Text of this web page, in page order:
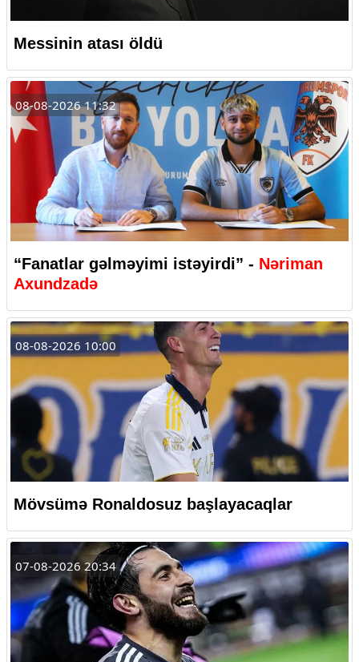
Messinin atası öldü
08-08-2026 11:32
“Fanatlar gəlməyimi istəyirdi” - Nəriman
Axundzadə
08-08-2026 10:00
Mövsümə Ronaldosuz başlayacaqlar
07-08-2026 20:34